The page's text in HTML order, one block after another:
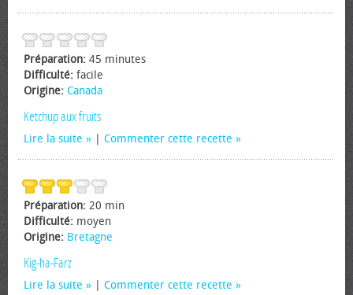
Préparation: 45 minutes
Difficulté: facile
Origine: Canada
Ketchup aux fruits
Lire la suite Commenter cette recette
Préparation: 20 min
Difficulté: moyen
Origine: Bretagne
Kig-ha-Farz
Lire la suite Commenter cette recette